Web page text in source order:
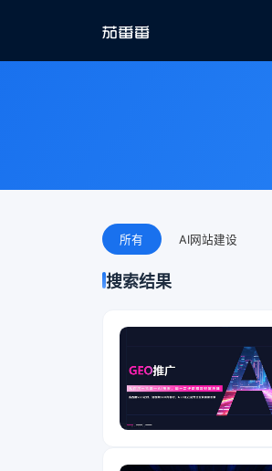
所有 AI网站建设
搜索结果